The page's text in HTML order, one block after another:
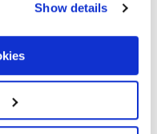
geographical
to within several
scanning it for
Show details